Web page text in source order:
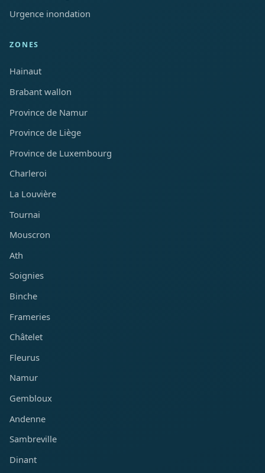
Urgence inondation
ZONES
Hainaut
Brabant wallon
Province de Namur
Province de Liège
Province de Luxembourg
Charleroi
La Louvière
Tournai
Mouscron
Ath
Soignies
Binche
Frameries
Châtelet
Fleurus
Namur
Gembloux
Andenne
Sambreville
Dinant